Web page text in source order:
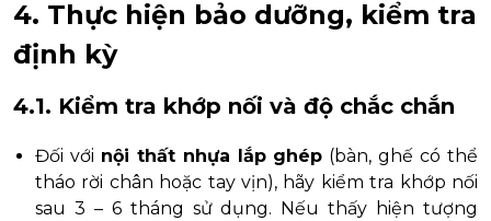
4. Thực hiện bảo dưỡng, kiểm tra
định kỳ
4.1. Kiểm tra khớp nối và độ chắc chắn
Đối với nội thất nhựa lắp ghép (bàn, ghế có thể
tháo rời chân hoặc tay vịn), hãy kiểm tra khớp nối
sau 3 – 6 tháng sử dụng. Nếu thấy hiện tượng